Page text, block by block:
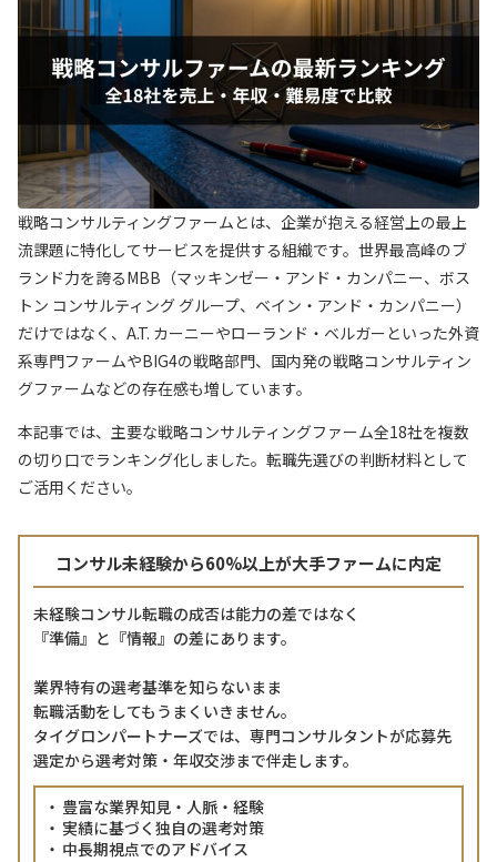
戦略コンサルティングファームとは、企業が抱える経営上の最上
流課題に特化してサービスを提供する組織です。世界最高峰のブ
ランド力を誇るMBB（マッキンゼー・アンド・カンパニー、ボス
トン コンサルティング グループ、ベイン・アンド・カンパニー）
だけではなく、A.T. カーニーやローランド・ベルガーといった外資
系専門ファームやBIG4の戦略部門、国内発の戦略コンサルティン
グファームなどの存在感も増しています。
本記事では、主要な戦略コンサルティングファーム全18社を複数
の切り口でランキング化しました。転職先選びの判断材料として
ご活用ください。
コンサル未経験から60%以上が大手ファームに内定
未経験コンサル転職の成否は能力の差ではなく
『準備』と『情報』の差にあります。
業界特有の選考基準を知らないまま
転職活動をしてもうまくいきません。
タイグロンパートナーズでは、専門コンサルタントが応募先
選定から選考対策・年収交渉まで伴走します。
豊富な業界知見・人脈・経験
実績に基づく独自の選考対策
中長期視点でのアドバイス